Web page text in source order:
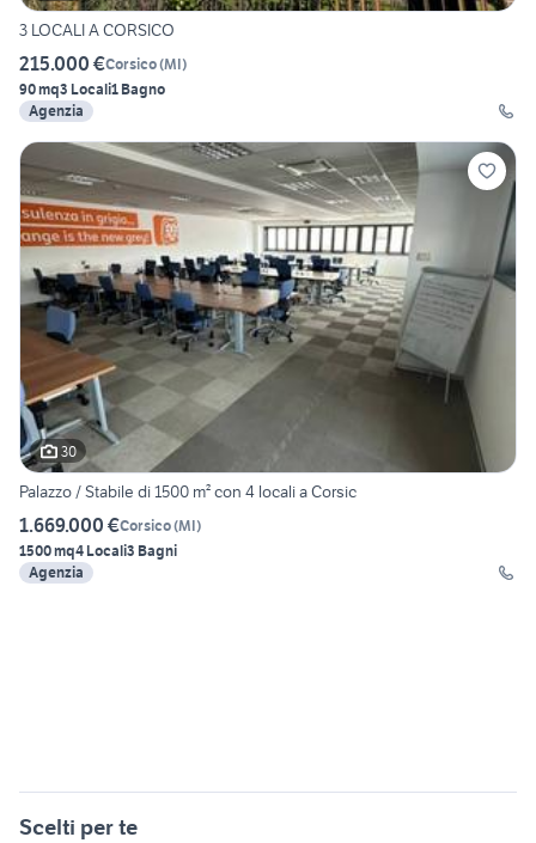
3 LOCALI A CORSICO
215.000 €Corsico(MI)
90 mq3 Locali1 Bagno
Agenzia
30
Palazzo / Stabile di 1500 m² con 4 locali a Corsic
1.669.000 €Corsico(MI)
1500 mq4 Locali3 Bagni
Agenzia
Scelti per te